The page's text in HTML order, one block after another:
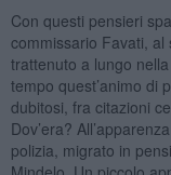
Con questi pensieri
commissario Favati,
trattenuto a lungo
tempo quest’animo di
dubitosi, fra citazioni
Dov’era?
polizia, migrato in